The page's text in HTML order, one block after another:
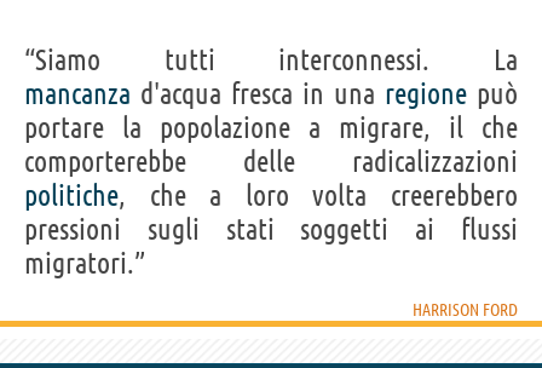
“Siamo tutti interconnessi. La
mancanza d'acqua fresca in una regione può
portare la popolazione a migrare, il che
comporterebbe delle radicalizzazioni
politiche, che a loro volta creerebbero
pressioni sugli stati soggetti ai flussi
migratori.”
HARRISON FORD